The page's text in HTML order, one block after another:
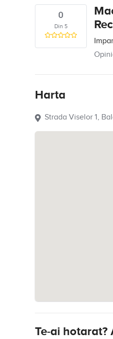
0
Din 5
Harta
Strada Viselor 1,
Te-ai hotarat?